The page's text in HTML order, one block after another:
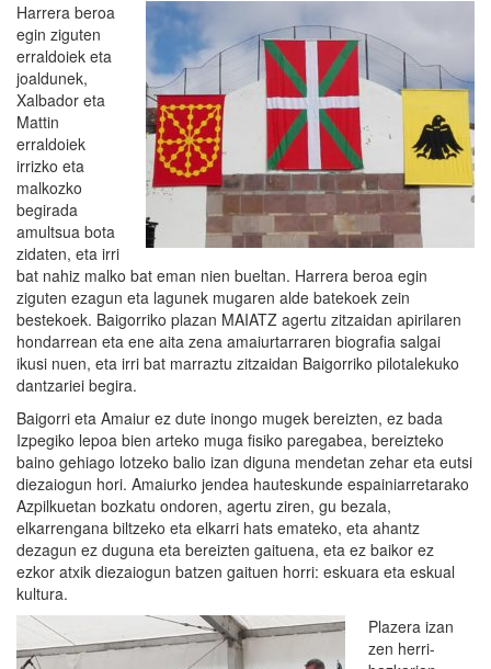
Harrera beroa
egin ziguten
erraldoiek eta
joaldunek,
Xalbador eta
Mattin
erraldoiek
irrizko eta
malkozko
begirada
amultsua bota
zidaten, eta irri
bat nahiz malko bat eman nien bueltan. Harrera beroa egin
ziguten ezagun eta lagunek mugaren alde batekoek zein
bestekoek. Baigorriko plazan MAIATZ agertu zitzaidan apirilaren
hondarrean eta ene aita zena amaiurtarraren biografia salgai
ikusi nuen, eta irri bat marraztu zitzaidan Baigorriko pilotalekuko
dantzariei begira.
Baigorri eta Amaiur ez dute inongo mugek bereizten, ez bada
Izpegiko lepoa bien arteko muga fisiko paregabea, bereizteko
baino gehiago lotzeko balio izan diguna mendetan zehar eta eutsi
diezaiogun hori. Amaiurko jendea hauteskunde espainiarretarako
Azpilkuetan bozkatu ondoren, agertu ziren, gu bezala,
elkarrengana biltzeko eta elkarri hats emateko, eta ahantz
dezagun ez duguna eta bereizten gaituena, eta ez baikor ez
ezkor atxik diezaiogun batzen gaituen horri: eskuara eta eskual
kultura.
Plazera izan
zen herri-